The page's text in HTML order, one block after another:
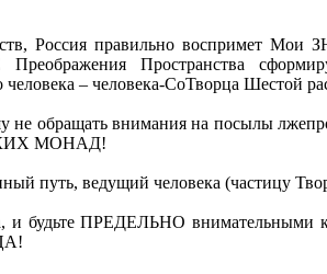
Россия правильно воспримет
Пространства
– человека-СоТворца Шестой
обращать внимания на посылы
МОНАД!
путь, ведущий человека (частицу
и будьте ПРЕДЕЛЬНО